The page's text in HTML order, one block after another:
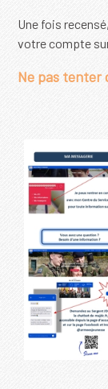
Une fois
votre compte
Ne pas tenter